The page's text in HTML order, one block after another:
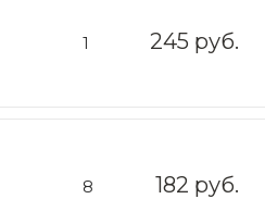
1 245 руб.
8 182 руб.